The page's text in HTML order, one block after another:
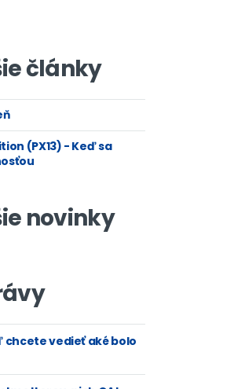
články
(PX13) - Keď sa
novinky
chcete vedieť aké bolo